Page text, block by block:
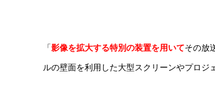
「影像を拡大する特別の装置を用いてその放
ルの壁面を利用した大型スクリーンやプロジ